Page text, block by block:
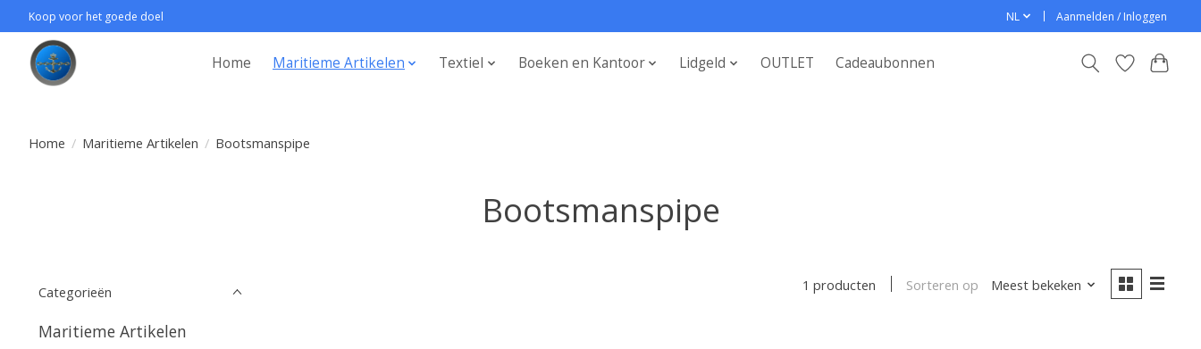
Koop voor het goede doel NL Aanmelden / Inloggen
Home Maritieme Artikelen Textiel Boeken en Kantoor Lidgeld OUTLET Cadeaubonnen
Home / Maritieme Artikelen / Bootsmanspipe
Bootsmanspipe
Categorieën
Maritieme Artikelen
1 producten Sorteren op Meest bekeken